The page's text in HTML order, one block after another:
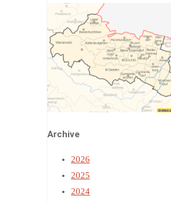
Archive
2026
2025
2024